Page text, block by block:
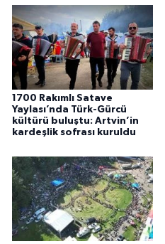
1700 Rakımlı Satave
Yaylası’nda Türk-Gürcü
kültürü buluştu: Artvin’in
kardeşlik sofrası kuruldu